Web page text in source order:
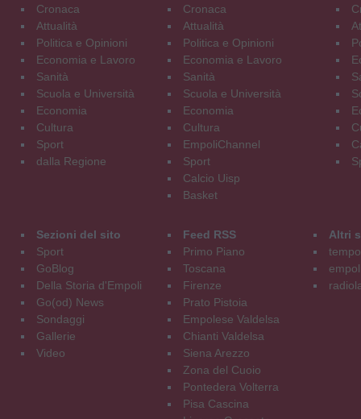
Cronaca
Attualità
Politica e Opinioni
Economia e Lavoro
Sanità
Scuola e Università
Economia
Cultura
Sport
dalla Regione
Cronaca
Attualità
Politica e Opinioni
Economia e Lavoro
Sanità
Scuola e Università
Economia
Cultura
EmpoliChannel
Sport
Calcio Uisp
Basket
Sezioni del sito
Sport
GoBlog
Della Storia d'Empoli
Go(od) News
Sondaggi
Gallerie
Video
Feed RSS
Primo Piano
Toscana
Firenze
Prato Pistoia
Empolese Valdelsa
Chianti Valdelsa
Siena Arezzo
Zona del Cuoio
Pontedera Volterra
Pisa Cascina
Altri